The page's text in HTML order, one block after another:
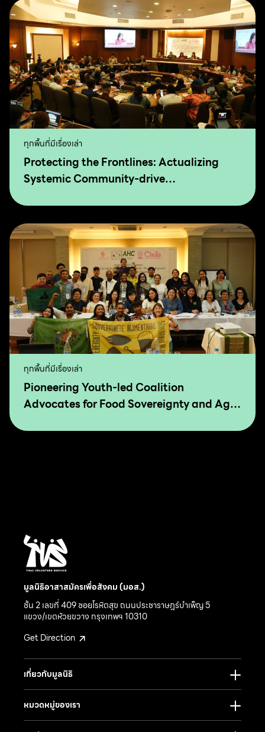
ทุกพื้นที่มีเรื่องเล่า
Protecting the Frontlines: Actualizing
Systemic Community-drive
ทุกพื้นที่มีเรื่องเล่า
Pioneering Youth-led Coalition
Advocates for Food Sovereignty and Agro
มูลนิธิอาสาสมัครเพื่อสังคม (มอส.)
ชั้น 2 เลขที่ 409 ซอยโรหิตสุข ถนนประชาราษฎร์บำเพ็ญ 5
แขวง/เขตห้วยขวาง กรุงเทพฯ 10310
Get Direction
เกี่ยวกับมูลนิธิ
หมวดหมู่ของเรา